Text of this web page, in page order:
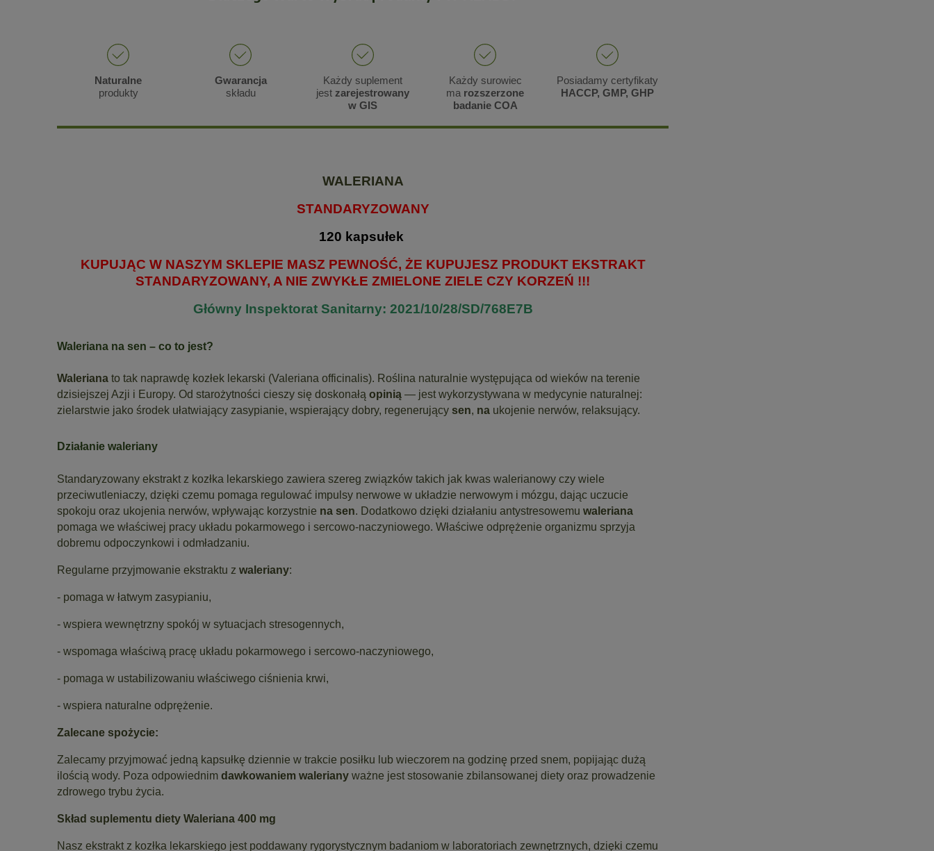
Naturalne
produkty
Gwarancja
składu
Każdy suplement
jest zarejestrowany
w GIS
Każdy surowiec
ma rozszerzone
badanie COA
Posiadamy certyfikaty
HACCP, GMP, GHP
WALERIANA
STANDARYZOWANY
120 kapsułek
KUPUJĄC W NASZYM SKLEPIE MASZ PEWNOŚĆ, ŻE KUPUJESZ PRODUKT EKSTRAKT
STANDARYZOWANY, A NIE ZWYKŁE ZMIELONE ZIELE CZY KORZEŃ !!!
Główny Inspektorat Sanitarny: 2021/10/28/SD/768E7B
Waleriana na sen – co to jest?
Waleriana to tak naprawdę kozłek lekarski (Valeriana officinalis). Roślina naturalnie występująca od wieków na terenie
dzisiejszej Azji i Europy. Od starożytności cieszy się doskonałą opinią — jest wykorzystywana w medycynie naturalnej:
zielarstwie jako środek ułatwiający zasypianie, wspierający dobry, regenerujący sen, na ukojenie nerwów, relaksujący.
Działanie waleriany
Standaryzowany ekstrakt z kozłka lekarskiego zawiera szereg związków takich jak kwas walerianowy czy wiele
przeciwutleniaczy, dzięki czemu pomaga regulować impulsy nerwowe w układzie nerwowym i mózgu, dając uczucie
spokoju oraz ukojenia nerwów, wpływając korzystnie na sen. Dodatkowo dzięki działaniu antystresowemu waleriana
pomaga we właściwej pracy układu pokarmowego i sercowo-naczyniowego. Właściwe odprężenie organizmu sprzyja
dobremu odpoczynkowi i odmładzaniu.
Regularne przyjmowanie ekstraktu z waleriany:
- pomaga w łatwym zasypianiu,
- wspiera wewnętrzny spokój w sytuacjach stresogennych,
- wspomaga właściwą pracę układu pokarmowego i sercowo-naczyniowego,
- pomaga w ustabilizowaniu właściwego ciśnienia krwi,
- wspiera naturalne odprężenie.
Zalecane spożycie:
Zalecamy przyjmować jedną kapsułkę dziennie w trakcie posiłku lub wieczorem na godzinę przed snem, popijając dużą
ilością wody. Poza odpowiednim dawkowaniem waleriany ważne jest stosowanie zbilansowanej diety oraz prowadzenie
zdrowego trybu życia.
Skład suplementu diety Waleriana 400 mg
Nasz ekstrakt z kozłka lekarskiego jest poddawany rygorystycznym badaniom w laboratoriach zewnętrznych, dzięki czemu